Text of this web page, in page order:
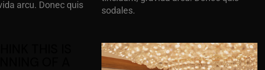
arcu. Donec quis
sodales.